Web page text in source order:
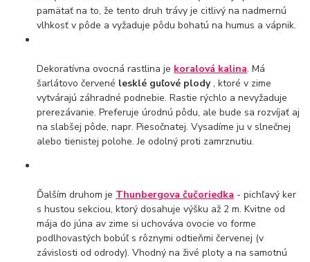
pamätať na to, že tento druh trávy je citlivý na nadmernú
vlhkosť v pôde a vyžaduje pôdu bohatú na humus a vápnik.
Dekoratívna ovocná rastlina je koralová kalina. Má
šarlátovo červené lesklé guľové plody, ktoré v zime
vytvárajú záhradné podnebie. Rastie rýchlo a nevyžaduje
prerezávanie. Preferuje úrodnú pôdu, ale bude sa rozvíjať aj
na slabšej pôde, napr. Piesočnatej. Vysadíme ju v slnečnej
alebo tienistej polohe. Je odolný proti zamrznutiu.
Ďalším druhom je Thunbergova čučoriedka - pichľavý ker
s hustou sekciou, ktorý dosahuje výšku až 2 m. Kvitne od
mája do júna av zime si uchováva ovocie vo forme
podlhovastých bobúľ s rôznymi odtieňmi červenej (v
závislosti od odrody). Vhodný na živé ploty a na samotnú